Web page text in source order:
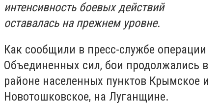
интенсивность боевых действий
оставалась на прежнем уровне.
Как сообщили в пресс-службе операции
Объединенных сил, бои продолжались в
районе населенных пунктов Крымское и
Новотошковское, на Луганщине.